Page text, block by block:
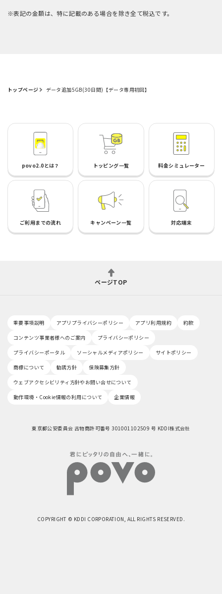
※表記の金額は、特に記載のある場合を除き全て税込です。
トップページ データ追加5GB(30日間)【データ専用初回】
povo2.0とは？ トッピング一覧 料金シミュレーター
ご利用までの流れ キャンペーン一覧 対応端末
ページTOP
重要事項説明 アプリプライバシーポリシー アプリ利用規約
約款
コンテンツ事業者様へのご案内
プライバシーポリシー
プライバシーポータル
ソーシャルメディアポリシー
サイトポリシー
商標について
勧誘方針
保険募集方針
ウェブアクセシビリティ方針やお問い合せについて
動作環境・Cookie情報の利用について
企業情報
東京都公安委員会 古物商許可番号 301001102509 号 KDDI株式会社
COPYRIGHT © KDDI CORPORATION, ALL RIGHTS RESERVED.